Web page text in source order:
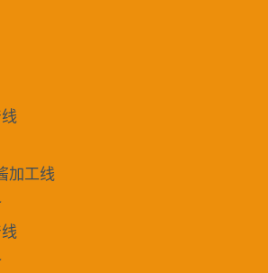
加工线